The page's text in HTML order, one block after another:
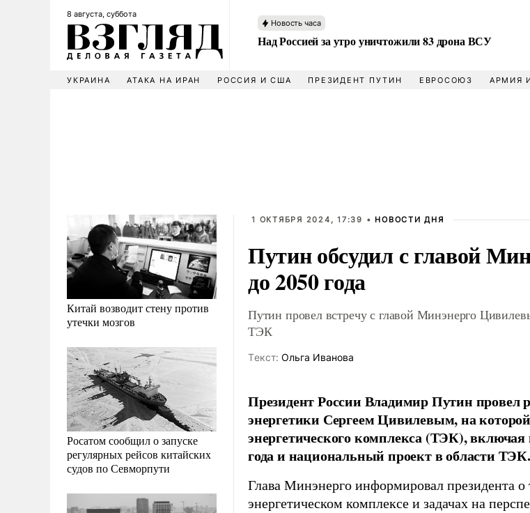
8 августа, суббота
Новость часа
Над Россией за утро уничтожили 83 дрона ВСУ
УКРАИНА АТАКА НА ИРАН РОССИЯ И США ПРЕЗИДЕНТ ПУТИН ЕВРОСОЮЗ АРМИЯ
Китай возводит стену против
утечки мозгов
Росатом сообщил о запуске
регулярных рейсов китайских
судов по Севморпути
1 ОКТЯБРЯ 2024, 17:39 • НОВОСТИ ДНЯ
Путин обсудил с главой
до 2050 года
Путин провел встречу с главой Минэнерго
ТЭК
Tекст: Ольга Иванова
Президент России Владимир Путин провел
энергетики Сергеем Цивилевым, на
энергетического комплекса (ТЭК), включая
года и национальный проект в области ТЭК.
Глава Минэнерго информировал президента
энергетическом комплексе и задачах на